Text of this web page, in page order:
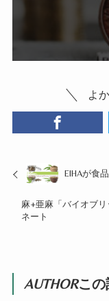
よ
EIHAが食
麻+亜麻「バイオブ
ネート
AUTHORこの